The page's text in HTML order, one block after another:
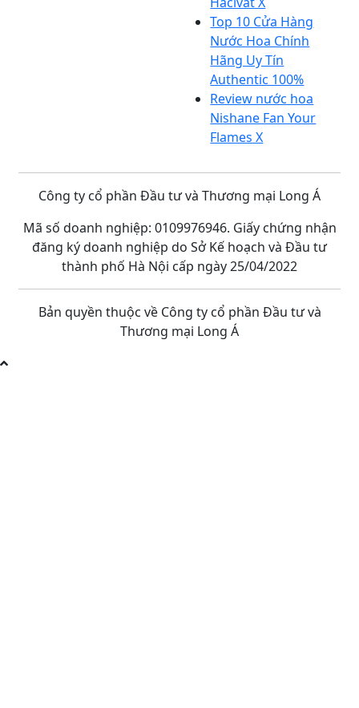
Top 10 Cửa Hàng
Nước Hoa Chính
Hãng Uy Tín
Authentic 100%
Review nước hoa
Nishane Fan Your
Flames X
Công ty cổ phần Đầu tư và Thương mại Long Á
Mã số doanh nghiệp: 0109976946. Giấy chứng nhận
đăng ký doanh nghiệp do Sở Kế hoạch và Đầu tư
thành phố Hà Nội cấp ngày 25/04/2022
Bản quyền thuộc về Công ty cổ phần Đầu tư và
Thương mại Long Á